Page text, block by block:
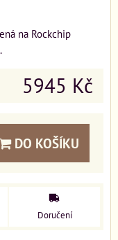
na Rockchip
5945 Kč
DO KOŠÍKU
Doručení